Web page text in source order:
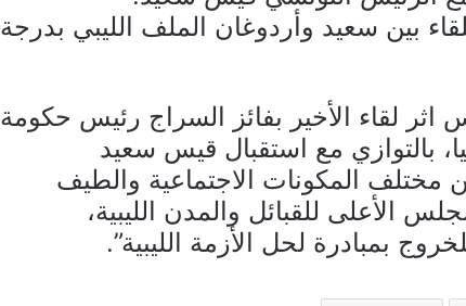
بين سعيد وأردوغان الملف الليبي بدرجة
اثر لقاء الأخير بفائز السراج رئيس حكومة
بالتوازي مع استقبال قيس سعيد
مختلف المكونات الاجتماعية والطيف
الأعلى للقبائل والمدن الليبية،
بمبادرة لحل الأزمة الليبية”.